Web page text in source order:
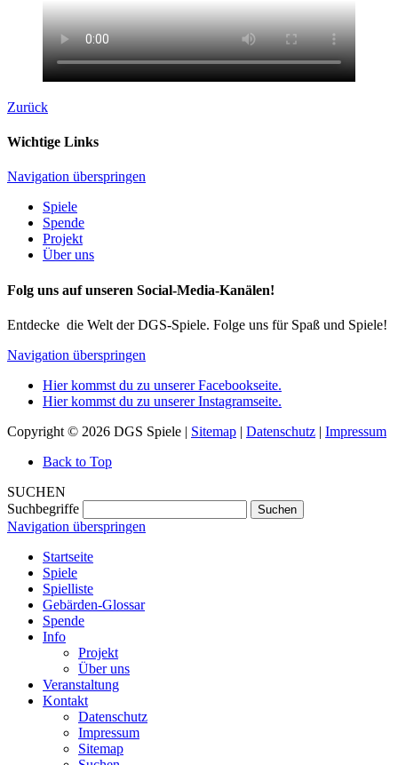
Zurück
Wichtige Links
Navigation überspringen
Spiele
Spende
Projekt
Über uns
Folg uns auf unseren Social-Media-Kanälen!
Entdecke die Welt der DGS-Spiele. Folge uns für Spaß und Spiele!
Navigation überspringen
Hier kommst du zu unserer Facebookseite.
Hier kommst du zu unserer Instagramseite.
Copyright © 2026 DGS Spiele | Sitemap | Datenschutz | Impressum
Back to Top
SUCHEN
Suchbegriffe
Suchen
Navigation überspringen
Startseite
Spiele
Spielliste
Gebärden-Glossar
Spende
Info
Projekt
Über uns
Veranstaltung
Kontakt
Datenschutz
Impressum
Sitemap